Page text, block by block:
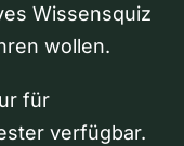
Wissensquiz
wollen.
für
verfügbar.